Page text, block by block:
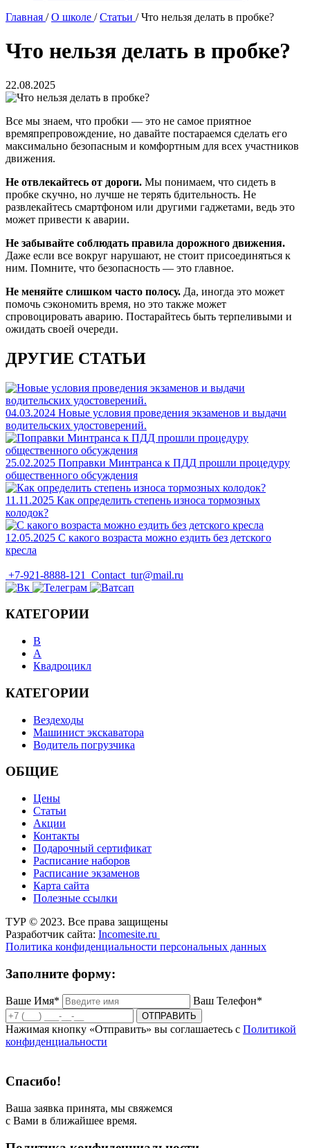
Главная /О школе /Статьи /Что нельзя делать в пробке?
Что нельзя делать в пробке?
22.08.2025
Все мы знаем, что пробки — это не самое приятное
времяпрепровождение, но давайте постараемся сделать его
максимально безопасным и комфортным для всех участников
движения.
Не отвлекайтесь от дороги. Мы понимаем, что сидеть в
пробке скучно, но лучше не терять бдительность. Не
развлекайтесь смартфоном или другими гаджетами, ведь это
может привести к аварии.
Не забывайте соблюдать правила дорожного движения.
Даже если все вокруг нарушают, не стоит присоединяться к
ним. Помните, что безопасность — это главное.
Не меняйте слишком часто полосу. Да, иногда это может
помочь сэкономить время, но это также может
спровоцировать аварию. Постарайтесь быть терпеливыми и
ожидать своей очереди.
ДРУГИЕ СТАТЬИ
04.03.2024 Новые условия проведения экзаменов и выдачи
водительских удостоверений.
25.02.2025 Поправки Минтранса к ПДД прошли процедуру
общественного обсуждения
11.11.2025 Как определить степень износа тормозных
колодок?
12.05.2025 С какого возраста можно ездить без детского
кресла
+7-921-8888-121 Contact_tur@mail.ru
КАТЕГОРИИ
B
А
Квадроцикл
КАТЕГОРИИ
Вездеходы
Машинист экскаватора
Водитель погрузчика
ОБЩИЕ
Цены
Статьи
Акции
Контакты
Подарочный сертификат
Расписание наборов
Расписание экзаменов
Карта сайта
Полезные ссылки
ТУР © 2023. Все права защищены
Разработчик сайта: Incomesite.ru
Политика конфиденциальности персональных данных
Заполните форму:
Ваше Имя* Ваш Телефон*
ОТПРАВИТЬ
Нажимая кнопку «Отправить» вы соглашаетесь с Политикой
конфиденциальности
Спасибо!
Ваша заявка принята, мы свяжемся
с Вами в ближайшее время.